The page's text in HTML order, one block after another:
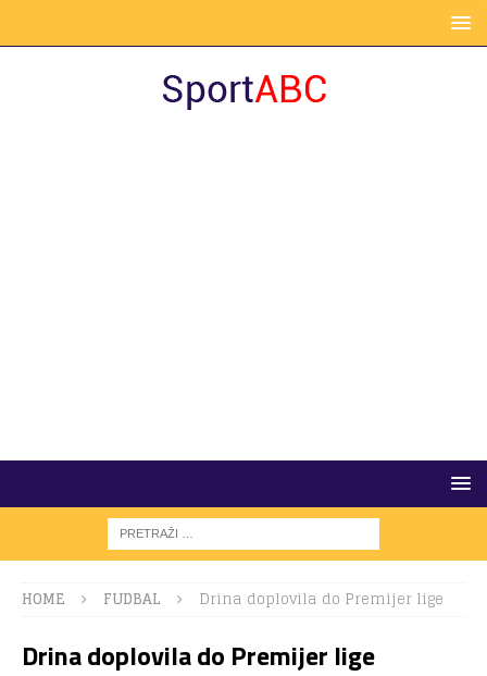
HOME FUDBAL Drina doplovila do Premijer lige
Drina doplovila do Premijer lige